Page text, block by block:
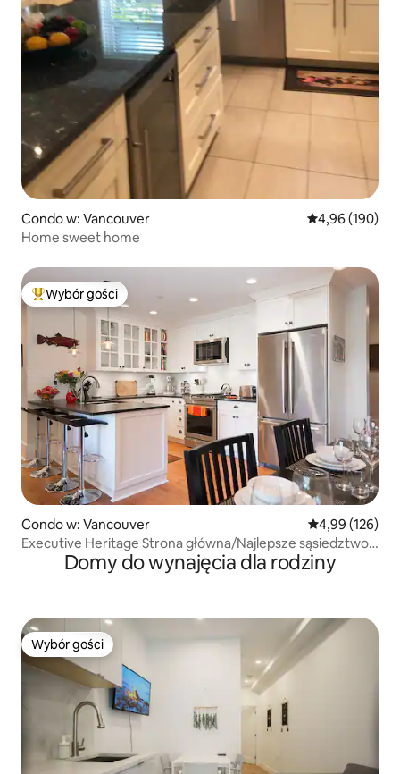
Condo w: Vancouver Średnia
4,96 (190)
Home sweet home
Najpopularniejsze z kategorii Wybór gości
Wybór gości
Condo w: Vancouver Średnia
4,99 (126)
Executive Heritage Strona główna/Najlepsze sąsiedztwo
w mieścieDomy do wynajęcia dla rodziny
Wybór gości
Wybór gości